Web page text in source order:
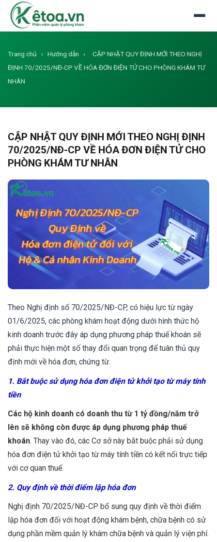
Trang chủ › Hướng dẫn ›
CẬP NHẬT QUY ĐỊNH MỚI THEO NGHỊ
ĐỊNH 70/2025/NĐ-CP VỀ HÓA ĐƠN ĐIỆN TỬ CHO PHÒNG KHÁM TƯ
NHÂN
CẬP NHẬT QUY ĐỊNH MỚI THEO NGHỊ ĐỊNH
70/2025/NĐ-CP VỀ HÓA ĐƠN ĐIỆN TỬ CHO
PHÒNG KHÁM TƯ NHÂN
Theo Nghị định số 70/2025/NĐ-CP, có hiệu lực từ ngày
01/6/2025, các phòng khám hoạt động dưới hình thức hộ
kinh doanh trước đây áp dụng phương pháp thuế khoán sẽ
phải thực hiện một số thay đổi quan trọng để tuân thủ quy
định mới về hóa đơn, chứng từ.
1. Bắt buộc sử dụng hóa đơn điện tử khởi tạo từ máy tính
tiền
Các hộ kinh doanh có doanh thu từ 1 tỷ đồng/năm trở
lên sẽ không còn được áp dụng phương pháp thuế
khoán. Thay vào đó, các Cơ sở này bắt buộc phải sử dụng
hóa đơn điện tử khởi tạo từ máy tính tiền có kết nối trực tiếp
với cơ quan thuế.
2. Quy định về thời điểm lập hóa đơn
Nghị định 70/2025/NĐ-CP bổ sung quy định về thời điểm
lập hóa đơn đối với hoạt động khám bệnh, chữa bệnh có sử
dụng phần mềm quản lý khám chữa bệnh và quản lý viện phí.